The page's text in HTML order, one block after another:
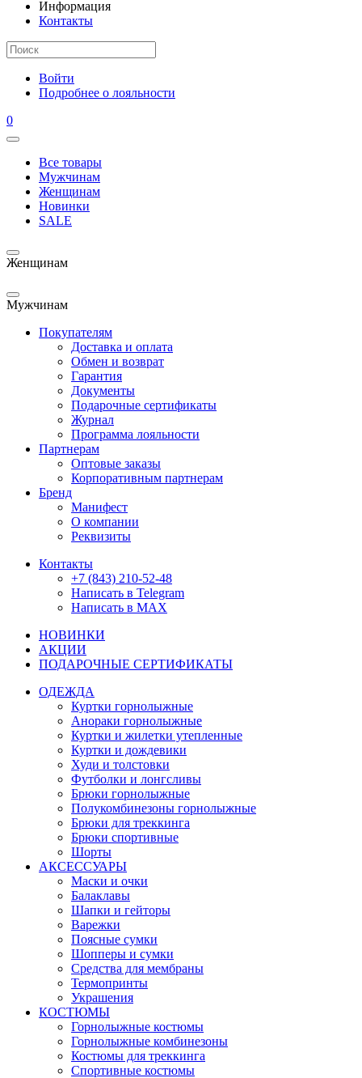
Информация
Контакты
Войти
Подробнее о лояльности
0
Все товары
Мужчинам
Женщинам
Новинки
SALE
Женщинам
Мужчинам
Покупателям
Доставка и оплата
Обмен и возврат
Гарантия
Документы
Подарочные сертификаты
Журнал
Программа лояльности
Партнерам
Оптовые заказы
Корпоративным партнерам
Бренд
Манифест
О компании
Реквизиты
Контакты
+7 (843) 210-52-48
Написать в Telegram
Написать в MAX
НОВИНКИ
АКЦИИ
ПОДАРОЧНЫЕ СЕРТИФИКАТЫ
ОДЕЖДА
Куртки горнолыжные
Анораки горнолыжные
Куртки и жилетки утепленные
Куртки и дождевики
Худи и толстовки
Футболки и лонгсливы
Брюки горнолыжные
Полукомбинезоны горнолыжные
Брюки для треккинга
Брюки спортивные
Шорты
АКСЕССУАРЫ
Маски и очки
Балаклавы
Шапки и гейторы
Варежки
Поясные сумки
Шопперы и сумки
Средства для мембраны
Термопринты
Украшения
КОСТЮМЫ
Горнолыжные костюмы
Горнолыжные комбинезоны
Костюмы для треккинга
Спортивные костюмы